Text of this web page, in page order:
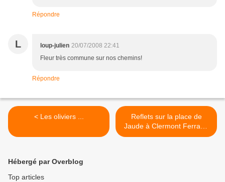
Répondre
L loup-julien 20/07/2008 22:41
Fleur très commune sur nos chemins!
Répondre
< Les oliviers ...
Reflets sur la place de
Jaude à Clermont Ferrand
... >
Hébergé par Overblog
Top articles